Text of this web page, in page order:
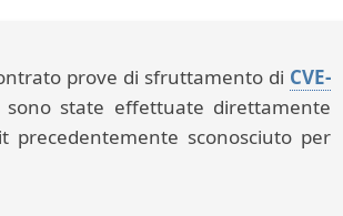
prove di sfruttamento di CVE-
sono state effettuate direttamente
precedentemente sconosciuto per